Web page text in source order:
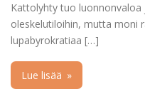
Kattolyhty tuo
oleskelutiloihin, mutta moni
lupabyrokratiaa […]
Lue lisää »